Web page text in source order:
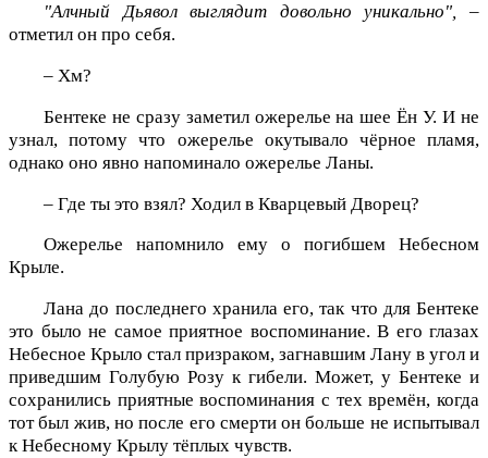
"Алчный Дьявол выглядит довольно уникально", –
отметил он про себя.
– Хм?
Бентеке не сразу заметил ожерелье на шее Ён У. И не
узнал, потому что ожерелье окутывало чёрное пламя,
однако оно явно напоминало ожерелье Ланы.
– Где ты это взял? Ходил в Кварцевый Дворец?
Ожерелье напомнило ему о погибшем Небесном
Крыле.
Лана до последнего хранила его, так что для Бентеке
это было не самое приятное воспоминание. В его глазах
Небесное Крыло стал призраком, загнавшим Лану в угол и
приведшим Голубую Розу к гибели. Может, у Бентеке и
сохранились приятные воспоминания с тех времён, когда
тот был жив, но после его смерти он больше не испытывал
к Небесному Крылу тёплых чувств.